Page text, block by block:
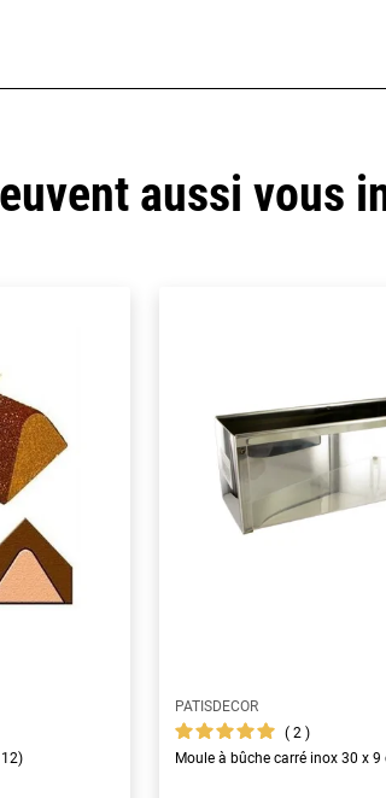
aussi vous
PATISDECOR
2
Moule à bûche carré inox 30 x 9